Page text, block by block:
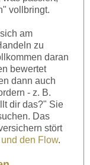
vollbringt.
am
zu
daran
bewertet
dann auch
- z. B.
dir das?" Sie
Das
stört
den Flow.